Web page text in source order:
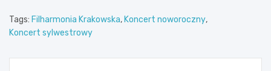
Tags: Filharmonia Krakowska, Koncert noworoczny,
Koncert sylwestrowy